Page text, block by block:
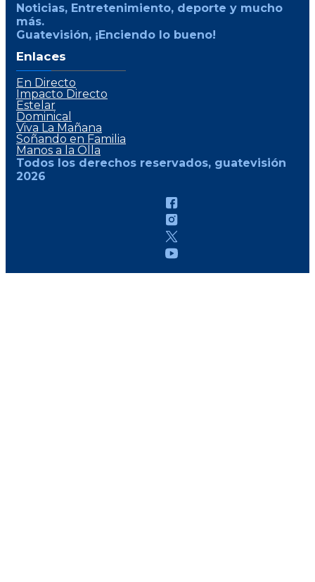
Noticias, Entretenimiento, deporte y mucho
más.
Guatevisión, ¡Enciendo lo bueno!
Enlaces
En Directo
Impacto Directo
Estelar
Dominical
Viva La Mañana
Soñando en Familia
Manos a la Olla
Todos los derechos reservados, guatevisión
2026